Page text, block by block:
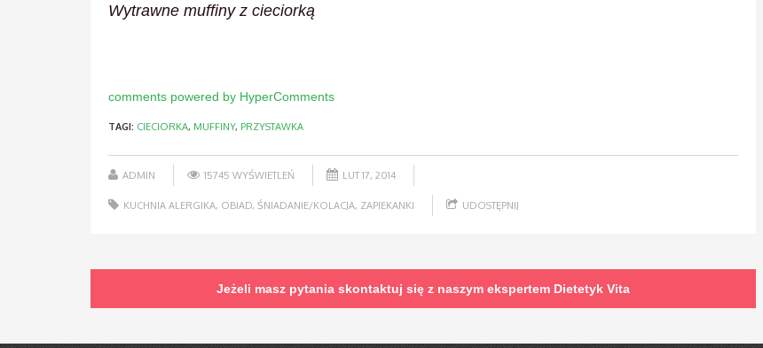
Wytrawne muffiny z cieciorką
comments powered by HyperComments
TAGI: CIECIORKA, MUFFINY, PRZYSTAWKA
ADMIN 15745 WYŚWIETLEŃ LUT 17, 2014
KUCHNIA ALERGIKA, OBIAD, ŚNIADANIE/KOLACJA, ZAPIEKANKI UDOSTĘPNIJ
Jeżeli masz pytania skontaktuj się z naszym ekspertem Dietetyk Vita